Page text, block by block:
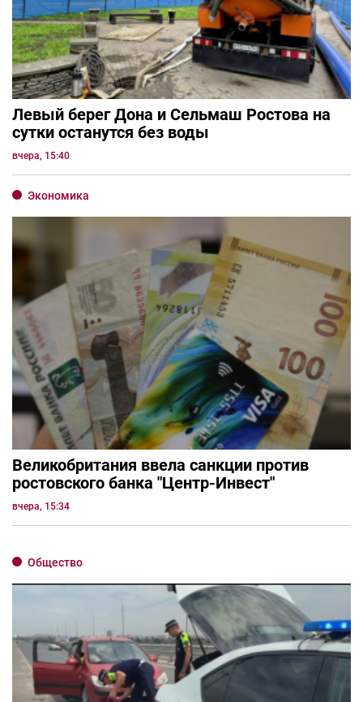
Левый берег Дона и Сельмаш Ростова на
сутки останутся без воды
вчера, 15:40
Экономика
Великобритания ввела санкции против
ростовского банка "Центр-Инвест"
вчера, 15:34
Общество